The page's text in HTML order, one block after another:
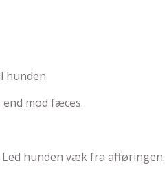
hunden.
mod fæces.
hunden væk fra afføringen.